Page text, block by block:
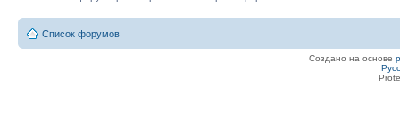
Список форумов
Создано на основе